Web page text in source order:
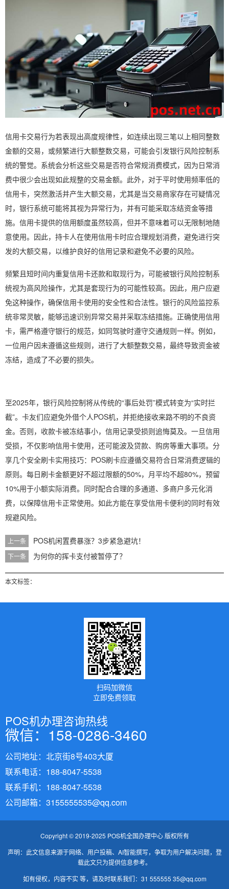
信用卡交易行为若表现出高度规律性，如连续出现三笔以上相同整数
金额的交易，或频繁进行大额整数交易，可能会引发银行风险控制系
统的警觉。系统会分析这些交易是否符合常规消费模式，因为日常消
费中很少会出现如此规整的交易金额。此外，对于平时使用频率低的
信用卡，突然激活并产生大额交易，尤其是当交易商家存在可疑情况
时，银行系统可能将其视为异常行为，并有可能采取冻结资金等措
施。信用卡提供的信用额度虽然较高，但并不意味着可以无限制地随
意使用。因此，持卡人在使用信用卡时应合理规划消费，避免进行突
发的大额交易，以维护良好的信用记录和避免不必要的风险。
频繁且短时间内重复信用卡还款和取现行为，可能被银行风险控制系
统视为高风险操作，尤其是套现行为的可能性较高。因此，用户应避
免这种操作，确保信用卡使用的安全性和合法性。银行的风险监控系
统非常灵敏，能够迅速识别异常交易并采取冻结措施。正确使用信用
卡，需严格遵守银行的规范，如同驾驶时遵守交通规则一样。例如，
一位用户因未遵循这些规则，进行了大额整数交易，最终导致资金被
冻结，造成了不必要的损失。
至2025年，银行风险控制将从传统的“事后处罚”模式转变为“实时拦
截”。卡友们应避免外借个人POS机，并拒绝接收来路不明的不良资
金。否则，收款卡被冻结事小，信用记录受损则追悔莫及。一旦信用
受损，不仅影响信用卡使用，还可能波及贷款、购房等重大事项。分
享几个安全刷卡实用技巧：POS刷卡应遵循交易符合日常消费逻辑的
原则。每日刷卡金额更好不超过限额的50%，月平均不超80%，预留
10%用于小额实际消费。同时配合合理的多通道、多商户多元化消
费，以保障信用卡正常使用。如此方能在享受信用卡便利的同时有效
规避风险。
上一条 POS机闲置费暴涨？3步紧急避坑！
下一条 为何你的挥卡支付被暂停了？
本文标签：
扫码加微信
立即免费领取
POS机办理咨询热线
微信：158-0286-3460
公司地址：北京街8号403大厦
联系电话：188-8047-5538
联系手机：188-8047-5538
公司邮箱：3155555535@qq.com
Copyright © 2019-2025 POS机全国办理中心 版权所有
声明：此文信息来源于网络、用户投稿、AI智能撰写，争取为用户解决问题，登
载此文只为提供信息参考。
如有侵权，内容不实 等，请及时联系我们：31 555555 35@qq.com